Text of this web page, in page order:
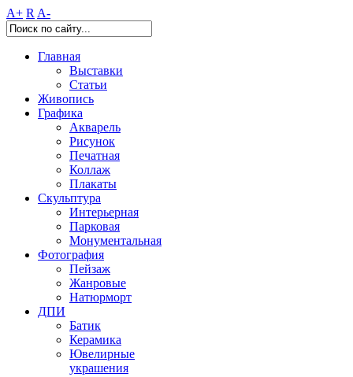
A+ R A-
Главная
Выставки
Статьи
Живопись
Графика
Акварель
Рисунок
Печатная
Коллаж
Плакаты
Скульптура
Интерьерная
Парковая
Монументальная
Фотография
Пейзаж
Жанровые
Натюрморт
ДПИ
Батик
Керамика
Ювелирные
украшения